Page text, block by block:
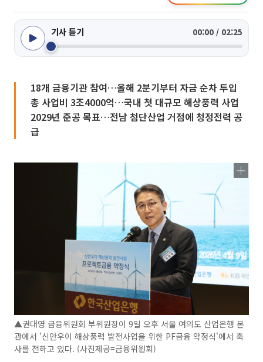
기사 듣기 00:00 / 02:25
18개 금융기관 참여…올해 2분기부터 자금 순차 투입
총 사업비 3조4000억…국내 첫 대규모 해상풍력 사업
2029년 준공 목표…전남 첨단산업 거점에 청정전력 공
급
▲권대영 금융위원회 부위원장이 9일 오후 서울 여의도 산업은행 본
관에서 '신안우이 해상풍력 발전사업을 위한 PF금융 약정식'에서 축
사를 전하고 있다. (사진제공=금융위원회)